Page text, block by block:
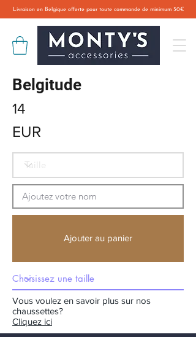
Livraison en Belgique offerte pour toute commande de minimum 50€
Belgitude
14
EUR
Ajouter au panier
Vous voulez en savoir plus sur nos
chaussettes?
Cliquez ici